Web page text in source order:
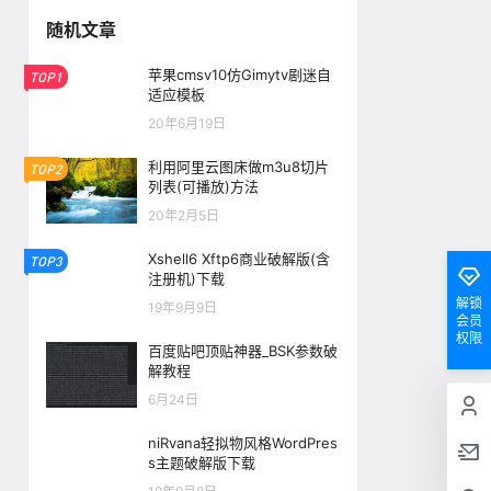
随机文章
TOP1
苹果cmsv10仿Gimytv剧迷自
适应模板
20年6月19日
TOP2
利用阿里云图床做m3u8切片
列表(可播放)方法
20年2月5日
TOP3
Xshell6 Xftp6商业破解版(含
注册机)下载
19年9月9日
百度贴吧顶贴神器_BSK参数破
解教程
6月24日
niRvana轻拟物风格WordPres
s主题破解版下载
解锁
会员
权限